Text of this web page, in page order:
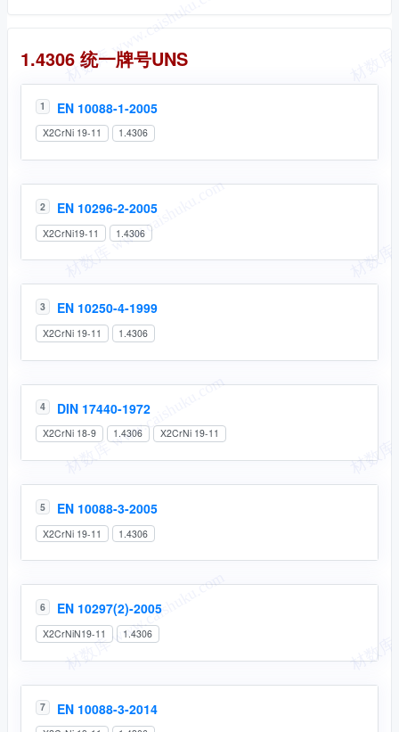
统一牌号
1.4306 统一牌号UNS
1 EN 10088-1-2005
X2CrNi 19-11 1.4306
2 EN 10296-2-2005
X2CrNi19-11 1.4306
3 EN 10250-4-1999
X2CrNi 19-11 1.4306
4 DIN 17440-1972
X2CrNi 18-9 1.4306 X2CrNi 19-11
5 EN 10088-3-2005
X2CrNi 19-11 1.4306
6 EN 10297(2)-2005
X2CrNiN19-11 1.4306
7 EN 10088-3-2014